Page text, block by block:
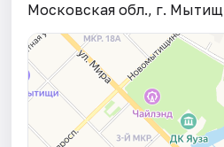
Московская обл., г.